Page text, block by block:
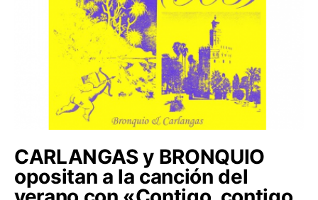
CARLANGAS y BRONQUIO
opositan a la canción del